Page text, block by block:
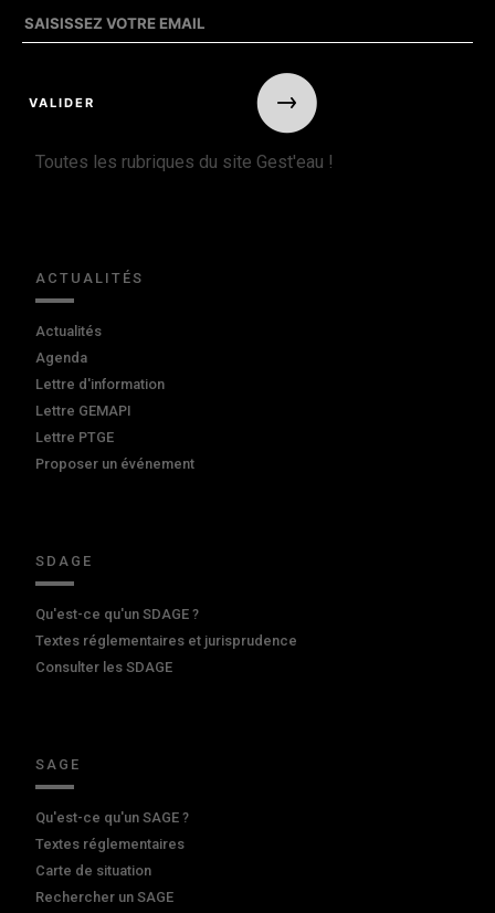
Toutes les rubriques du site Gest'eau !
ACTUALITÉS
Actualités
Agenda
Lettre d'information
Lettre GEMAPI
Lettre PTGE
Proposer un événement
SDAGE
Qu'est-ce qu'un SDAGE ?
Textes réglementaires et jurisprudence
Consulter les SDAGE
SAGE
Qu'est-ce qu'un SAGE ?
Textes réglementaires
Carte de situation
Rechercher un SAGE